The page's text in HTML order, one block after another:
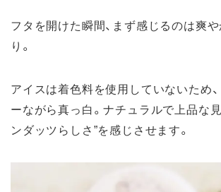
フタを開けた瞬間、まず感じるのは爽
り。
アイスは着色料を使用していないため
ーながら真っ白。ナチュラルで上品な
ンダッツらしさ”を感じさせます。